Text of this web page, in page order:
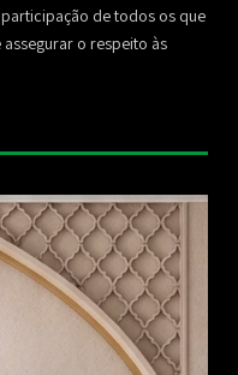
de todos os que
o respeito às